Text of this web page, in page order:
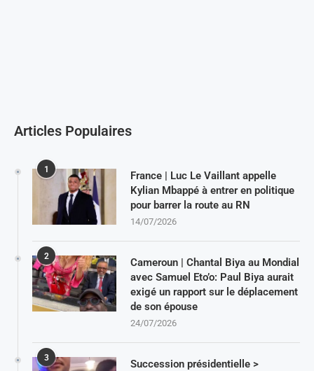
Articles Populaires
1
France | Luc Le Vaillant appelle
Kylian Mbappé à entrer en politique
pour barrer la route au RN
14/07/2026
2
Cameroun | Chantal Biya au Mondial
avec Samuel Eto’o: Paul Biya aurait
exigé un rapport sur le déplacement
de son épouse
24/07/2026
3
Succession présidentielle >